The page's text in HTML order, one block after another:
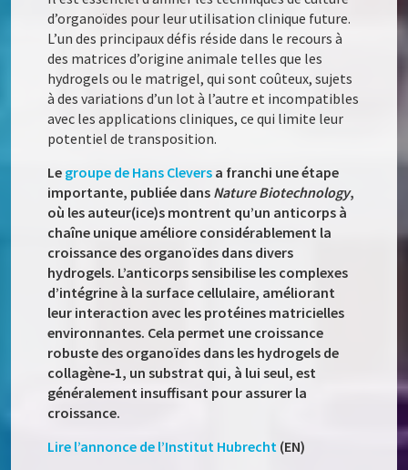
d’organoïdes pour leur utilisation clinique future.
L’un des principaux défis réside dans le recours à
des matrices d’origine animale telles que les
hydrogels ou le matrigel, qui sont coûteux, sujets
à des variations d’un lot à l’autre et incompatibles
avec les applications cliniques, ce qui limite leur
potentiel de transposition.
Le groupe de Hans Clevers a franchi une étape
importante, publiée dans Nature Biotechnology,
où les auteur(ice)s montrent qu’un anticorps à
chaîne unique améliore considérablement la
croissance des organoïdes dans divers
hydrogels. L’anticorps sensibilise les complexes
d’intégrine à la surface cellulaire, améliorant
leur interaction avec les protéines matricielles
environnantes. Cela permet une croissance
robuste des organoïdes dans les hydrogels de
collagène‑1, un substrat qui, à lui seul, est
généralement insuffisant pour assurer la
croissance.
Lire l’annonce de l’Institut Hubrecht (EN)